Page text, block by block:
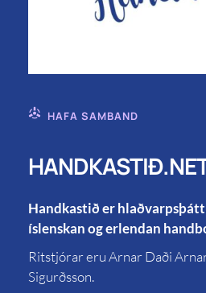
HAFA SAMBAND
Handkastið er
íslenskan og erlendan
Ritstjórar eru Arnar Daði
Sigurðsson.